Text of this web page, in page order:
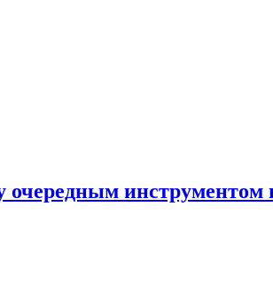
очередным инструментом